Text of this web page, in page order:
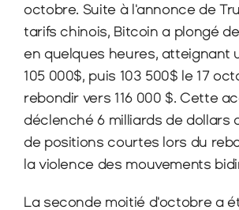
octobre. Suite à l'annonce de
tarifs chinois, Bitcoin a plongé
en quelques heures, atteignant
105 000$, puis 103 500$ le 17
rebondir vers 116 000 $. Cette
déclenché 6 milliards de dollars
de positions courtes lors du
la violence des mouvements
La seconde moitié d'octobre a